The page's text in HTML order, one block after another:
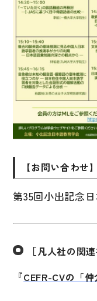
国語辞典
語学・文法辞典
表現・用字用語辞
比較文化辞典
教師用参考書
教室活動参考書
日本語概説
文章・談話・表現
文法
【お問い合わせ】
第35回小出記念
［凡人社の関
『CEFR-CVの「